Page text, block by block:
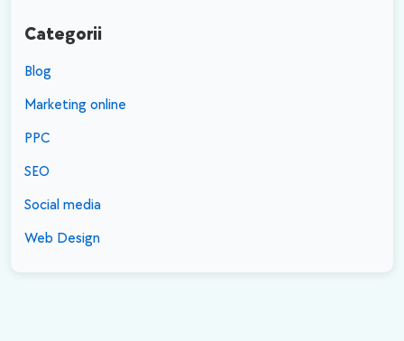
Categorii
Blog
Marketing online
PPC
SEO
Social media
Web Design